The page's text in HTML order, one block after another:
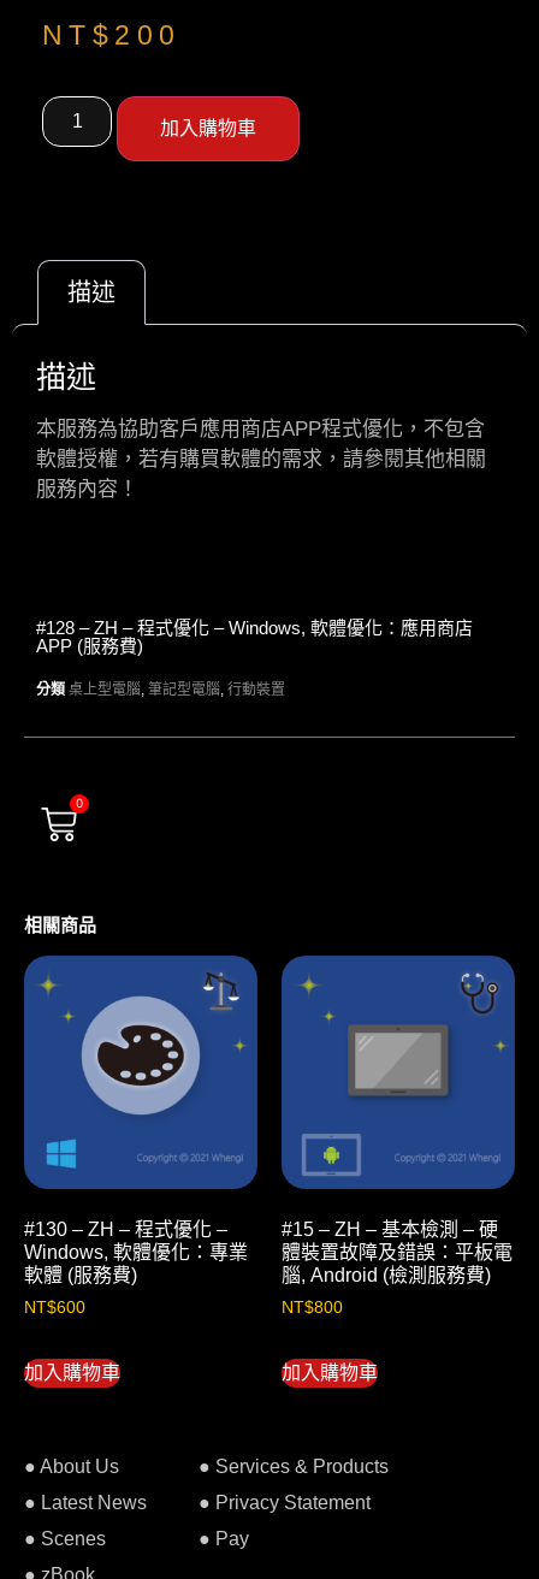
NT$ 200
加入購物車
描述
描述
本服務為協助客戶應用商店APP程式優化，不包含
軟體授權，若有購買軟體的需求，請參閱其他相關
服務內容！
#128 – ZH – 程式優化 – Windows, 軟體優化：應用商店
APP (服務費)
分類 桌上型電腦 筆記型電腦 行動裝置
0
相關商品
#130 – ZH – 程式優化 –
Windows, 軟體優化：專業
軟體 (服務費)
NT$600
加入購物車
#15 – ZH – 基本檢測 – 硬
體裝置故障及錯誤：平板電
腦, Android (檢測服務費)
NT$800
加入購物車
● About Us
● Latest News
● Scenes
● zBook
● Services & Products
● Privacy Statement
● Pay